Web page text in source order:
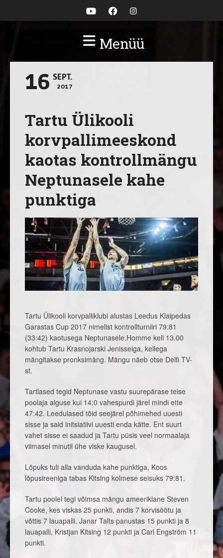
Menüü
16 SEPT.
2017
Tartu Ülikooli
korvpallimeeskond
kaotas kontrollmängu
Neptunasele kahe
punktiga
Tartu Ülikooli korvpalliklubi alustas Leedus Klaipedas
Garastas Cup 2017 nimelist kontrollturniiri 79:81
(33:42) kaotusega Neptunasele.Homme kell 13.00
kohtub Tartu Krasnojarski Jenisseiga, kellega
mängitakse pronksimäng. Mängu näeb otse Delfi TV-
st.
Tartlased tegid Neptunase vastu suurepärase teise
poolaja alguse kui 14:0 vahespurdi järel mindi ette
47:42. Leedulased tõid seejärel põhimehed uuesti
sisse ja said initsiatiivi uuesti enda kätte. Ent suurt
vahet sisse ei saadud ja Tartu püsis veel normaalaja
viimasel minutil ühe viske kaugusel.
Lõpuks tuli alla vanduda kahe punktiga, Koos
lõpusireeniga tabas Kitsing kolmese seisuks 79:81.
Tartu poolel tegi võimsa mängu ameeriklane Steven
Cooke, kes viskas 25 punkti, andis 7 korvisöötu ja
võttis 7 lauapalli. Janar Talts panustas 15 punkti ja 8
lauapalli, Kristjan Kitsing 12 punkti ja Carl Engström 11
punkti.